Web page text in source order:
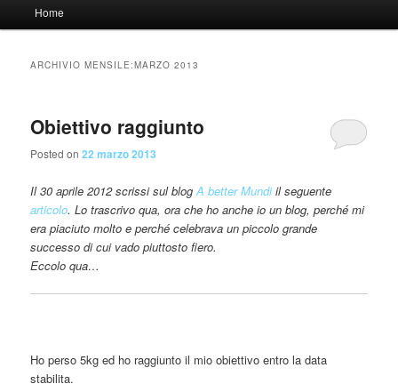
principale
Vai
principale
Vai
secondario
Home
ARCHIVIO MENSILE:MARZO 2013
Obiettivo raggiunto
Posted on22 marzo 2013
Il 30 aprile 2012 scrissi sul blogA better Mundiil seguente
articolo. Lo trascrivo qua, ora che ho anche io un blog, perché mi
era piaciuto molto e perché celebrava un piccolo grande
successo di cui vado piuttosto fiero.
Eccolo qua…
Ho perso 5kg ed ho raggiunto il mio obiettivo entro la data
stabilita.